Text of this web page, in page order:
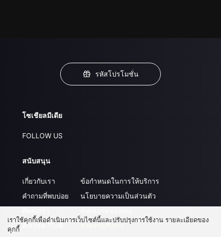
รหัสโปรโมชั่น
โซเชียลมีเดีย
FOLLOW US
สนับสนุน
เกี่ยวกับเรา
คำถามที่พบบ่อย
อัปเกรด วีไอพี
ข้อกำหนดในการให้บริการ
นโยบายความเป็นส่วนตัว
เราใช้คุกกี้เพื่อดำเนินการเว็บไซต์นี้และปรับปรุงการใช้งาน รายละเอียดของ
คุกกี้